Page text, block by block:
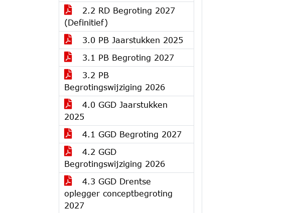
2.2 RD Begroting 2027
(Definitief)
3.0 PB Jaarstukken 2025
3.1 PB Begroting 2027
3.2 PB
Begrotingswijziging 2026
4.0 GGD Jaarstukken
2025
4.1 GGD Begroting 2027
4.2 GGD
Begrotingswijziging 2026
4.3 GGD Drentse
oplegger conceptbegroting
2027